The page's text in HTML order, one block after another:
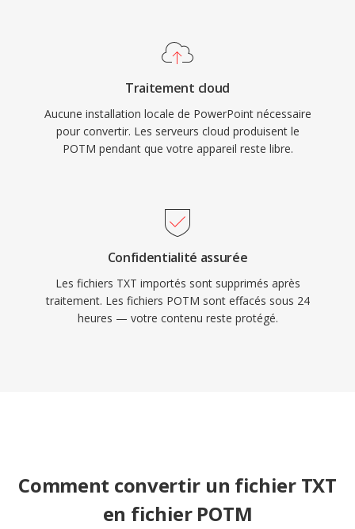
Traitement cloud
Aucune installation locale de PowerPoint nécessaire
pour convertir. Les serveurs cloud produisent le
POTM pendant que votre appareil reste libre.
Confidentialité assurée
Les fichiers TXT importés sont supprimés après
traitement. Les fichiers POTM sont effacés sous 24
heures — votre contenu reste protégé.
Comment convertir un fichier TXT
en fichier POTM